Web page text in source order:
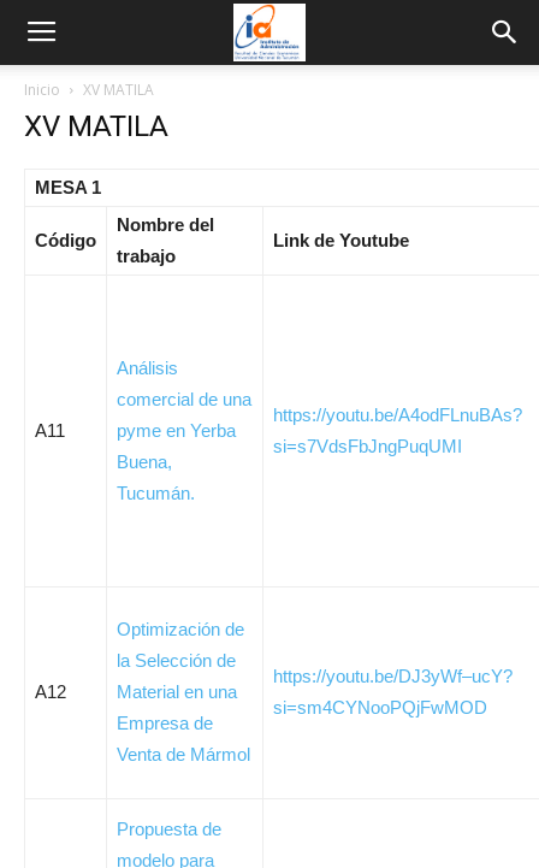
Inicio XV MATILA
XV MATILA
MESA 1
Código
Nombre del
trabajo
Link de Youtube
A11
Análisis
comercial de una
pyme en Yerba
Buena,
Tucumán.
https://youtu.be/A4odFLnuBAs?
si=s7VdsFbJngPuqUMI
A12
Optimización de
la Selección de
Material en una
Empresa de
Venta de Mármol
https://youtu.be/DJ3yWf–ucY?
si=sm4CYNooPQjFwMOD
Propuesta de
modelo para